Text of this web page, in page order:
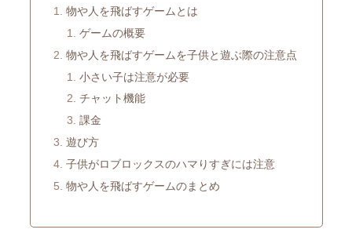
物や人を飛ばすゲームとは
ゲームの概要
物や人を飛ばすゲームを子供と遊ぶ際の注意点
小さい子は注意が必要
チャット機能
課金
遊び方
子供がロブロックスのハマりすぎには注意
物や人を飛ばすゲームのまとめ